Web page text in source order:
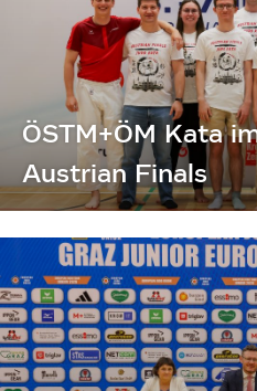
ÖSTM+ÖM Kata
Austrian Finals